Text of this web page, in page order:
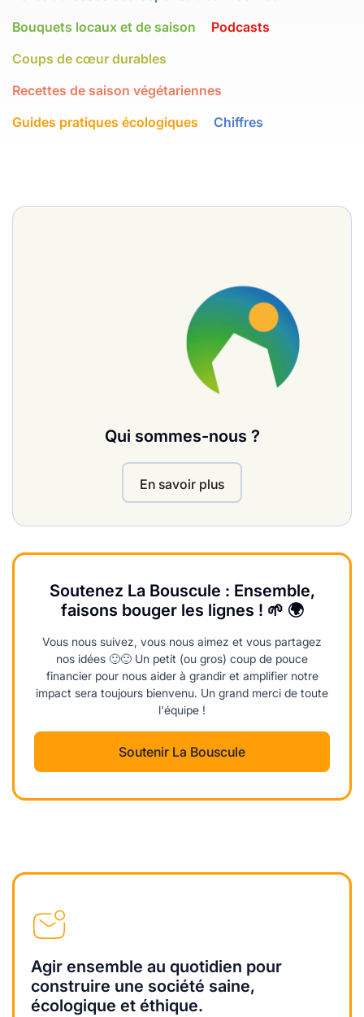
Bouquets locaux et de saison
Podcasts
Coups de cœur durables
Recettes de saison végétariennes
Guides pratiques écologiques
Chiffres
Qui sommes-nous ?
En savoir plus
Soutenez La Bouscule : Ensemble,
faisons bouger les lignes ! 🌱 🌍
Vous nous suivez, vous nous aimez et vous partagez
nos idées 🙂🙂 Un petit (ou gros) coup de pouce
financier pour nous aider à grandir et amplifier notre
impact sera toujours bienvenu. Un grand merci de toute
l'équipe !
Soutenir La Bouscule
Agir ensemble au quotidien pour
construire une société saine,
écologique et éthique.